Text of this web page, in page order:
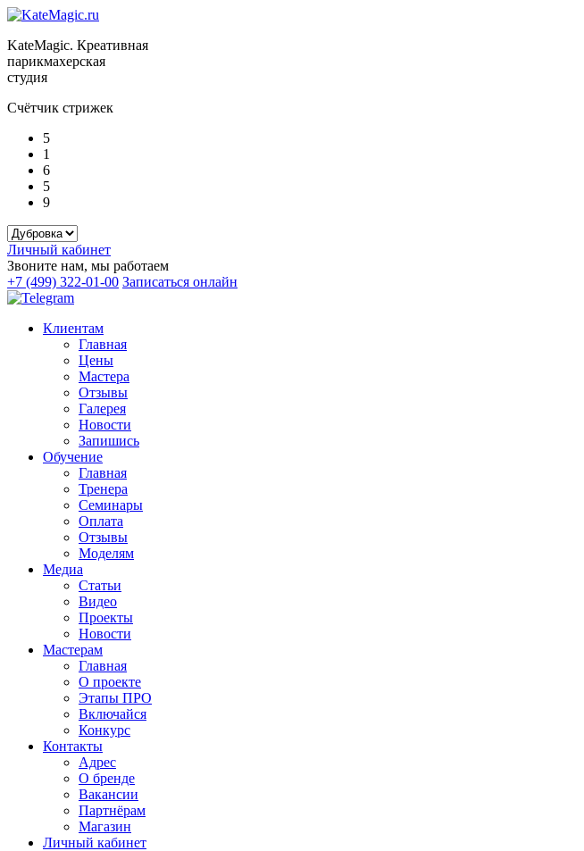
KateMagic. Креативная
парикмахерская
студия
Счётчик стрижек
5
1
6
5
9
Личный кабинет
Звоните нам, мы работаем
+7 (499) 322-01-00 Записаться онлайн
Клиентам
Главная
Цены
Мастера
Отзывы
Галерея
Новости
Запишись
Обучение
Главная
Тренера
Семинары
Оплата
Отзывы
Моделям
Медиа
Статьи
Видео
Проекты
Новости
Мастерам
Главная
О проекте
Этапы ПРО
Включайся
Конкурс
Контакты
Адрес
О бренде
Вакансии
Партнёрам
Магазин
Личный кабинет